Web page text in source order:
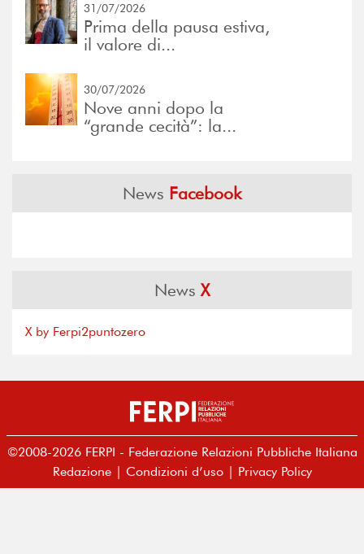
31/07/2026
Prima della pausa estiva,
il valore di...
30/07/2026
Nove anni dopo la
“grande cecità”: la...
News Facebook
NewsX
X by Ferpi2puntozero
©2008-2026 FERPI - Federazione Relazioni Pubbliche Italiana
Redazione| Condizioni d’uso| Privacy Policy